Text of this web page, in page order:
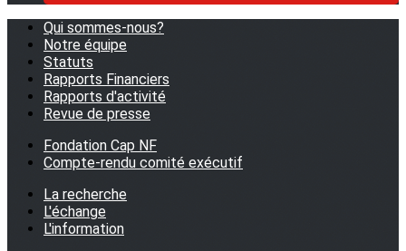
Qui sommes-nous?
Notre équipe
Statuts
Rapports Financiers
Rapports d'activité
Revue de presse
Fondation Cap NF
Compte-rendu comité exécutif
La recherche
L'échange
L'information